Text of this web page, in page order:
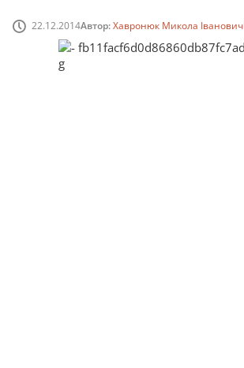
22.12.2014Автор:Хавронюк Микола Іванович